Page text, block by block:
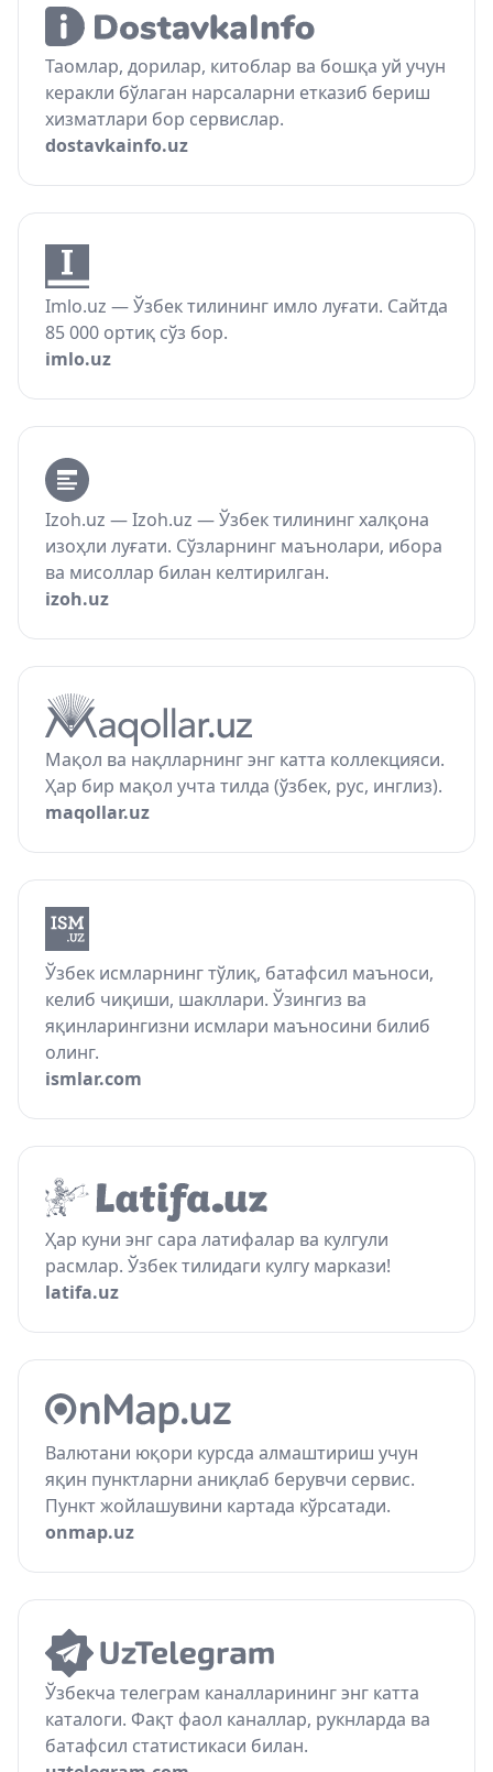
Таомлар, дорилар, китоблар ва бошқа уй учун
керакли бўлаган нарсаларни етказиб бериш
хизматлари бор сервислар.
dostavkainfo.uz
Imlo.uz — Ўзбек тилининг имло луғати. Сайтда
85 000 ортиқ сўз бор.
imlo.uz
Izoh.uz — Izoh.uz — Ўзбек тилининг халқона
изоҳли луғати. Сўзларнинг маънолари, ибора
ва мисоллар билан келтирилган.
izoh.uz
Мақол ва нақлларнинг энг катта коллекцияси.
Ҳар бир мақол учта тилда (ўзбек, рус, инглиз).
maqollar.uz
Ўзбек исмларнинг тўлиқ, батафсил маъноси,
келиб чиқиши, шакллари. Ўзингиз ва
яқинларингизни исмлари маъносини билиб
олинг.
ismlar.com
Ҳар куни энг сара латифалар ва кулгули
расмлар. Ўзбек тилидаги кулгу маркази!
latifa.uz
Валютани юқори курсда алмаштириш учун
яқин пунктларни аниқлаб берувчи сервис.
Пункт жойлашувини картада кўрсатади.
onmap.uz
Ўзбекча телеграм каналларининг энг катта
каталоги. Фақт фаол каналлар, рукнларда ва
батафсил статистикаси билан.